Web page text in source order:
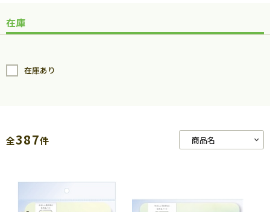
在庫
在庫あり
全387件